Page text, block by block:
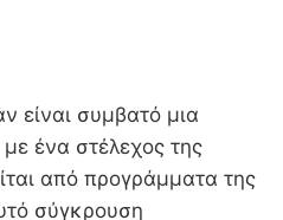
είναι συμβατό μια
ένα στέλεχος της
από προγράμματα της
σύγκρουση